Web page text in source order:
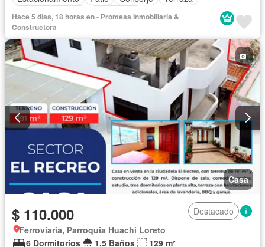
Vista panorámica
Sin amoblar
Hace 5 días, 18 horas en - Promesa Inmobiliaria &
Constructora
Casa
$ 110.000
Destacado
Ferroviaria, Parroquia Huachi Loreto
6 Dormitorios
1,5 Baños
129 m²